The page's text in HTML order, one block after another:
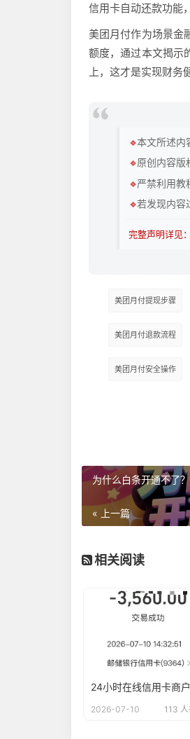
信用卡自动还款功能
美团月付作为场景金
额度，通过本文揭示
上，这才是实现财务
🔹本文所述内
🔹原创内容版
🔹严禁利用教
🔹若发现内容
完整声明详见：
美团月付提现步骤
美团月付退款流程
美团月付安全操作
为什么白条开通不了
« 上一篇
相关阅读
2026-07-10 113